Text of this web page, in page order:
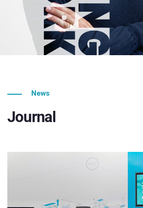
News
Journal